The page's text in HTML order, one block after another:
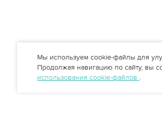
Мы используем cookie-файлы для
Продолжая навигацию по сайту, вы
использования cookie-файлов .